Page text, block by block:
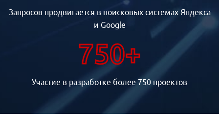
Запросов продвигается в поисковых системах Яндекса
и Google
750+
Участие в разработке более 750 проектов